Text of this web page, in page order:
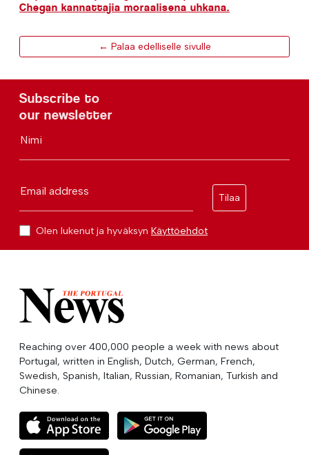
Chegan kannattajia moraalisena uhkana.
← Palaa edelliselle sivulle
Subscribe to
our newsletter
Nimi
Email address
Tilaa
Olen lukenut ja hyväksyn Käyttöehdot
Reaching over 400,000 people a week with news about
Portugal, written in English, Dutch, German, French,
Swedish, Spanish, Italian, Russian, Romanian, Turkish and
Chinese.